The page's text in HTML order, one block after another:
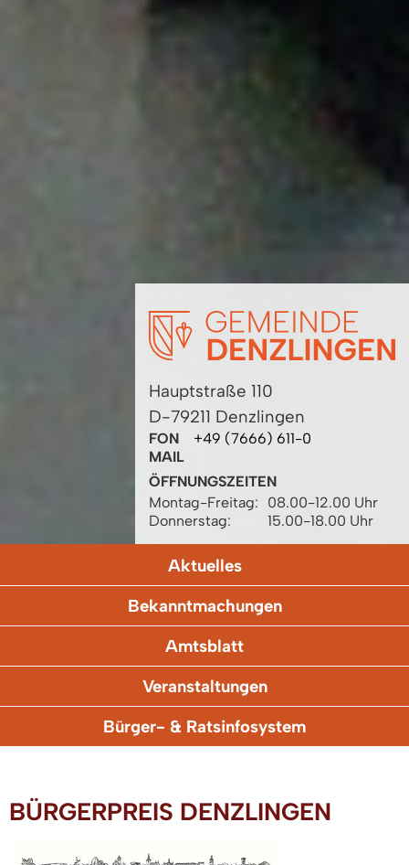
Hauptstraße 110
D-79211 Denzlingen
FON
+49 (7666) 611-0
MAIL
ÖFFNUNGSZEITEN
Montag-Freitag:
08.00-12.00 Uhr
Donnerstag:
15.00-18.00 Uhr
Aktuelles
Bekanntmachungen
Amtsblatt
Veranstaltungen
Bürger- & Ratsinfosystem
BÜRGERPREIS DENZLINGEN